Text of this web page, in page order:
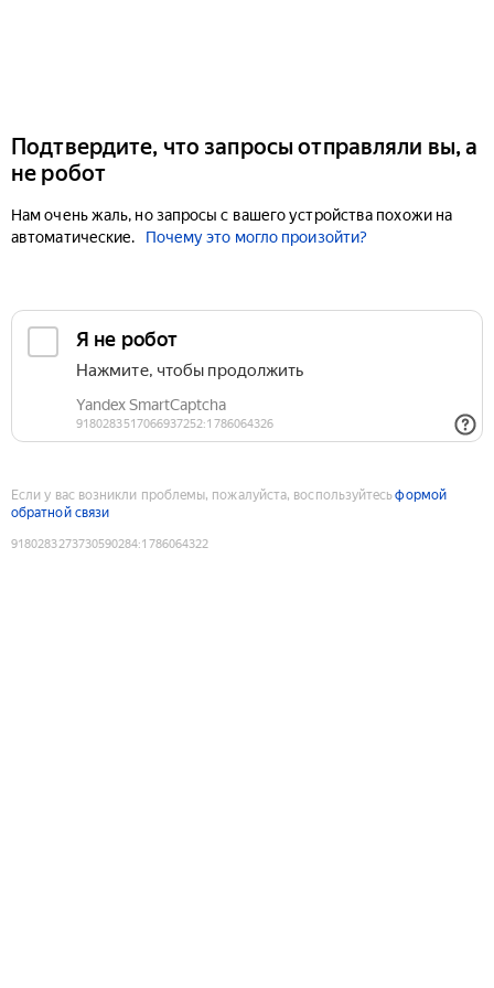
Подтвердите, что запросы отправляли вы, а
не робот
Нам очень жаль, но запросы с вашего устройства похожи на
автоматические.
Почему это могло произойти?
Если у вас возникли проблемы, пожалуйста, воспользуйтесьформой
обратной связи
9180283273730590284:1786064322